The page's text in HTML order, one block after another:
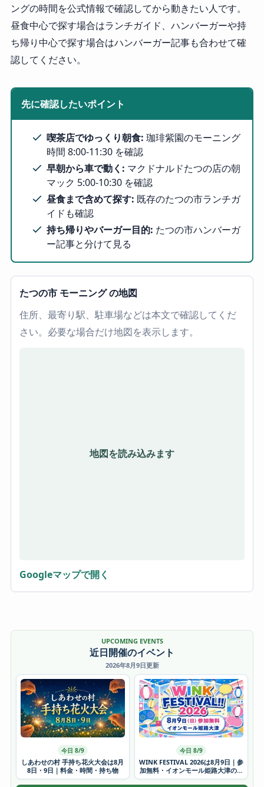
ングの時間を公式情報で確認してから動きたい人です。
昼食中心で探す場合はランチガイド、ハンバーガーや持
ち帰り中心で探す場合はハンバーガー記事も合わせて確
認してください。
先に確認したいポイント
喫茶店でゆっくり朝食: 珈琲紫園のモーニング
時間 8:00-11:30 を確認
早朝から車で動く: マクドナルドたつの店の朝
マック 5:00-10:30 を確認
昼食まで含めて探す: 既存のたつの市ランチガ
イドも確認
持ち帰りやバーガー目的: たつの市ハンバーガ
ー記事と分けて見る
たつの市 モーニング の地図
住所、最寄り駅、駐車場などは本文で確認してくだ
さい。必要な場合だけ地図を表示します。
地図を読み込みます
Googleマップで開く
UPCOMING EVENTS
近日開催のイベント
2026年8月9日更新
今日 8/9
しあわせの村 手持ち花火大会は8月
8日・9日｜料金・時間・持ち物
今日 8/9
WINK FESTIVAL 2026は8月9日｜参
加無料・イオンモール姫路大津の時
間